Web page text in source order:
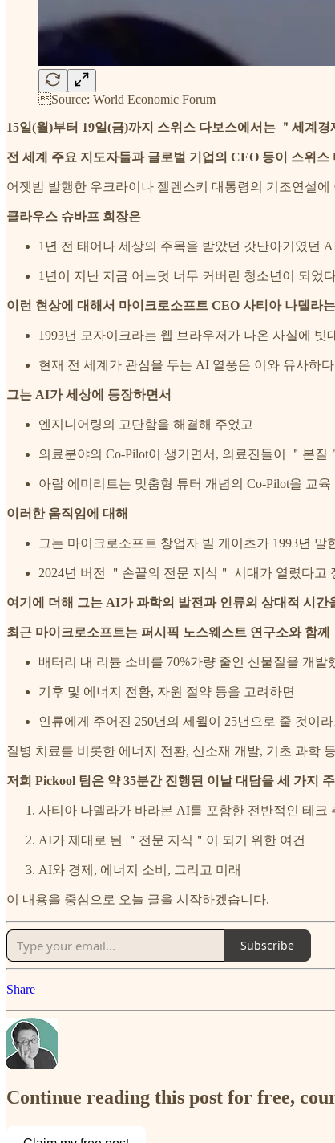
Source: World Economic Forum
15일(월)부터 19일(금)까지 스위스 다보스에서는 ＂세계
전 세계 주요 지도자들과 글로벌 기업의 CEO 등이 스위스
어젯밤 발행한 우크라이나 젤렌스키 대통령의 기조연설에
클라우스 슈바프 회장은
1년 전 태어나 세상의 주목을 받았던 갓난아기였던
1년이 지난 지금 어느덧 너무 커버린 청소년이 되었
이런 현상에 대해서 마이크로소프트 CEO 사티아 나델라는
1993년 모자이크라는 웹 브라우저가 나온 사실에 빗
현재 전 세계가 관심을 두는 AI 열풍은 이와 유사하
그는 AI가 세상에 등장하면서
엔지니어링의 고단함을 해결해 주었고
의료분야의 Co-Pilot이 생기면서, 의료진들이 ＂본질
아랍 에미리트는 맞춤형 튜터 개념의 Co-Pilot을 교
이러한 움직임에 대해
그는 마이크로소프트 창업자 빌 게이츠가 1993년 말
2024년 버전 ＂손끝의 전문 지식＂ 시대가 열렸다고
여기에 더해 그는 AI가 과학의 발전과 인류의 상대적 시
최근 마이크로소프트는 퍼시픽 노스웨스트 연구소와 함께
배터리 내 리튬 소비를 70%가량 줄인 신물질을 개발
기후 및 에너지 전환, 자원 절약 등을 고려하면
인류에게 주어진 250년의 세월이 25년으로 줄 것이
질병 치료를 비롯한 에너지 전환, 신소재 개발, 기초 과학
저희 Pickool 팀은 약 35분간 진행된 이날 대담을 세 가지
사티아 나델라가 바라본 AI를 포함한 전반적인 테크
AI가 제대로 된 ＂전문 지식＂이 되기 위한 여건
AI와 경제, 에너지 소비, 그리고 미래
이 내용을 중심으로 오늘 글을 시작하겠습니다.
Subscribe
Share
Continue reading this post for free,